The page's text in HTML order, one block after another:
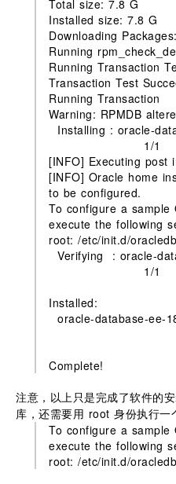
Total size: 7.8 G
Installed size: 7.8 G
Downloading Packages:
Running
Running Transaction
Transaction Test
Running Transaction
Warning: RPMDB
Installing : oracle-
1/1
[INFO] Executing post
[INFO] Oracle home
to be configured.
To configure a sample
execute the following
root: /etc/init.d/
Verifying : oracle-
1/1
Installed:
oracle-
Complete!
注意，以上只是完成了软件的
库，还需要用 root 身份执行一
To configure a sample
execute the following
root: /etc/init.d/